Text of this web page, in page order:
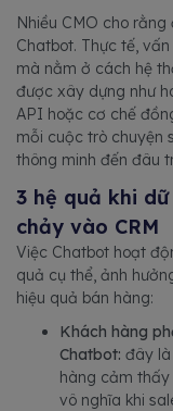
Nhiều CMO cho
Chatbot. Thực tế,
mà nằm ở cách hệ
được xây dựng như
API hoặc cơ chế
mỗi cuộc trò chuyện
thông minh đến đâu
3 hệ quả khi
chảy vào CRM
Việc Chatbot hoạt
quả cụ thể, ảnh
hiệu quả bán hàng:
Khách hàng
Chatbot: đây
hàng cảm
vô nghĩa khi